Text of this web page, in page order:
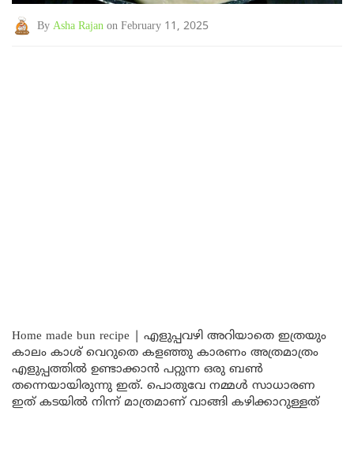
By Asha Rajan on February 11, 2025
Home made bun recipe | എളുപ്പവഴി അറിയാതെ ഇത്രയും
കാലം കാശ് വെറുതെ കളഞ്ഞു കാരണം അത്രമാത്രം
എളുപ്പത്തിൽ ഉണ്ടാക്കാൻ പറ്റുന്ന ഒരു ബൺ
തന്നെയായിരുന്നു ഇത്. പൊതുവേ നമ്മൾ സാധാരണ
ഇത് കടയിൽ നിന്ന് മാത്രമാണ് വാങ്ങി കഴിക്കാറുള്ളത്